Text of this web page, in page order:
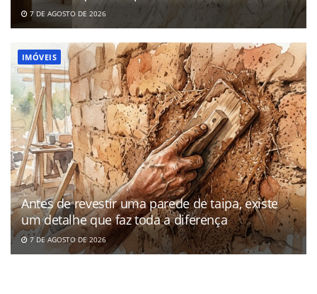
7 DE AGOSTO DE 2026
IMÓVEIS
Antes de revestir uma parede de taipa, existe
um detalhe que faz toda a diferença
7 DE AGOSTO DE 2026